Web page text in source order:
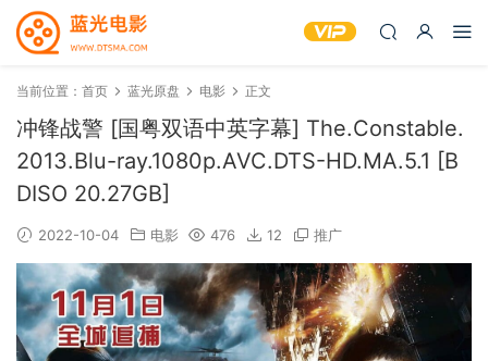
当前位置： 首页 蓝光原盘 电影 正文
冲锋战警 [国粤双语中英字幕] The.Constable.
2013.Blu-ray.1080p.AVC.DTS-HD.MA.5.1 [B
DISO 20.27GB]
2022-10-04 电影 476 12 推广